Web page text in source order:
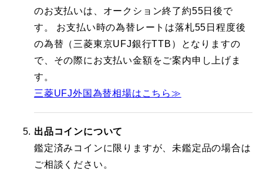
のお支払いは、オークション終了約55日後で
す。 お支払い時の為替レートは落札55日程度後
の為替（三菱東京UFJ銀行TTB）となりますの
で、その際にお支払い金額をご案内申し上げま
す。
三菱UFJ外国為替相場はこちら≫
出品コインについて
鑑定済みコインに限りますが、未鑑定品の場合は
ご相談ください。